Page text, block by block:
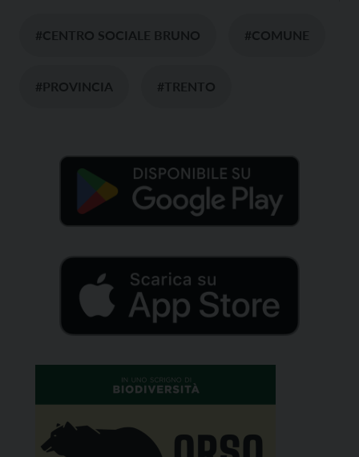
#CENTRO SOCIALE BRUNO #COMUNE
#PROVINCIA #TRENTO